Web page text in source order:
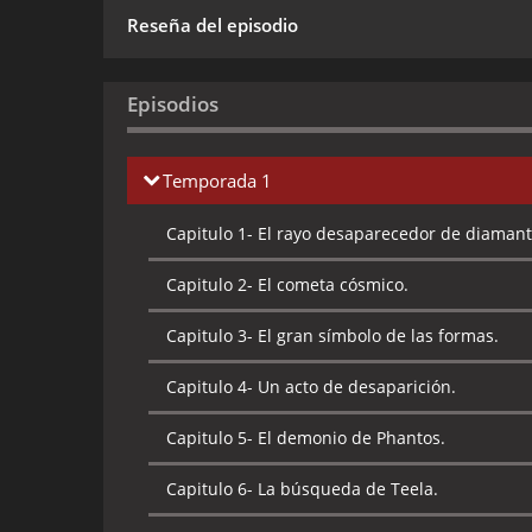
Reseña del episodio
Episodios
Temporada 1
Capitulo 1- El rayo desaparecedor de
Capitulo 2- El cometa cósmico.
Capitulo 3- El gran símbolo de las formas.
Capitulo 4- Un acto de desaparición.
Capitulo 5- El demonio de Phantos.
Capitulo 6- La búsqueda de Teela.